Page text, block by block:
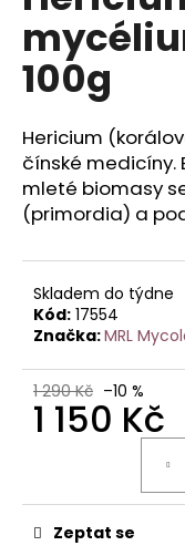
5
hvězdiček.
100g
Hericium
čínské medicíny.
mleté biomasy
(primordia) a
Skladem do týdne
Kód: 17554
Značka:MRL
1 290 Kč –10 %
1 150 Kč
Zeptat se
a
j
í
?
o
p
č
u